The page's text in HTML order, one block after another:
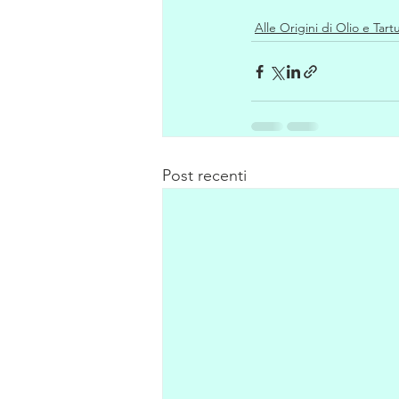
Alle Origini di Olio e
Post recenti